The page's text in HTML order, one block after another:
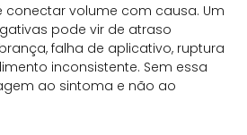
conectar volume com causa. Um
pode vir de atraso
falha de aplicativo, ruptura
inconsistente. Sem essa
ao sintoma e não ao